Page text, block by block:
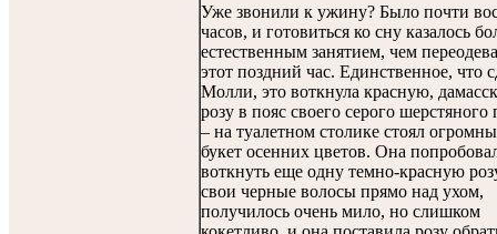
Уже звонили к ужину? Было почти
часов, и готовиться ко сну казалось
естественным занятием, чем
этот поздний час. Единственное, что
Молли, это воткнула красную,
розу в пояс своего серого шерстяного
– на туалетном столике стоял
букет осенних цветов. Она
воткнуть еще одну темно-красную
свои черные волосы прямо над ухом,
получилось очень мило, но слишком